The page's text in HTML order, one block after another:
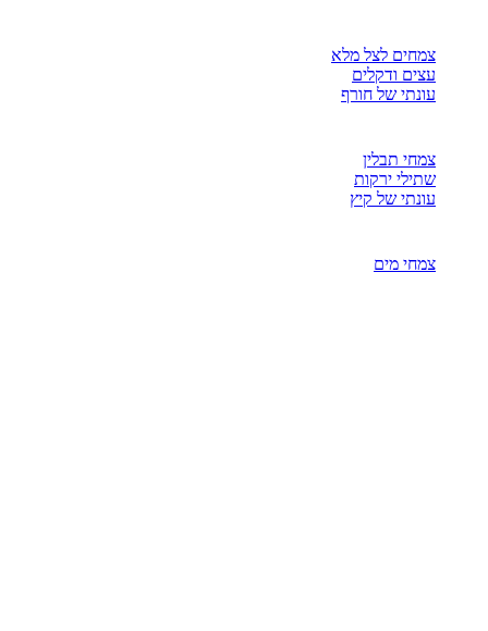
צמחים לצל מלא
עצים ודקלים
עונתי של חורף
צמחי תבלין
שתילי ירקות
עונתי של קיץ
צמחי מים